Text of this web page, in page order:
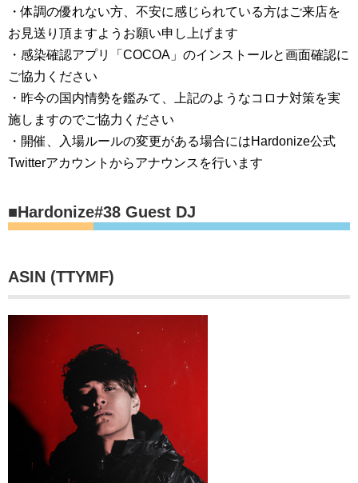
・体調の優れない方、不安に感じられている方はご来店を
お見送り頂ますようお願い申し上げます
・感染確認アプリ「COCOA」のインストールと画面確認に
ご協力ください
・昨今の国内情勢を鑑みて、上記のようなコロナ対策を実
施しますのでご協力ください
・開催、入場ルールの変更がある場合にはHardonize公式
Twitterアカウントからアナウンスを行います
■Hardonize#38 Guest DJ
ASIN (TTYMF)